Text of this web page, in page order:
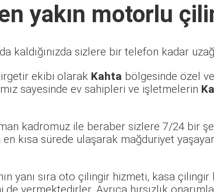
yakın motorlu
kaldığınızda sizlere bir telefon kadar
ekibi olarak Kahta bölgesinde özel
sayesinde ev sahipleri ve işletmelerin
kadromuz ile beraber sizlere 7/24 bir
kısa sürede ulaşarak mağduriyet
yanı sıra oto çilingir hizmeti, kasa çilingir